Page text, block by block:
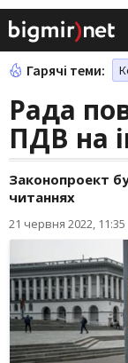
Гарячі теми:
Рада
ПДВ на
Законопроект
читаннях
21 червня 2022, 11:35